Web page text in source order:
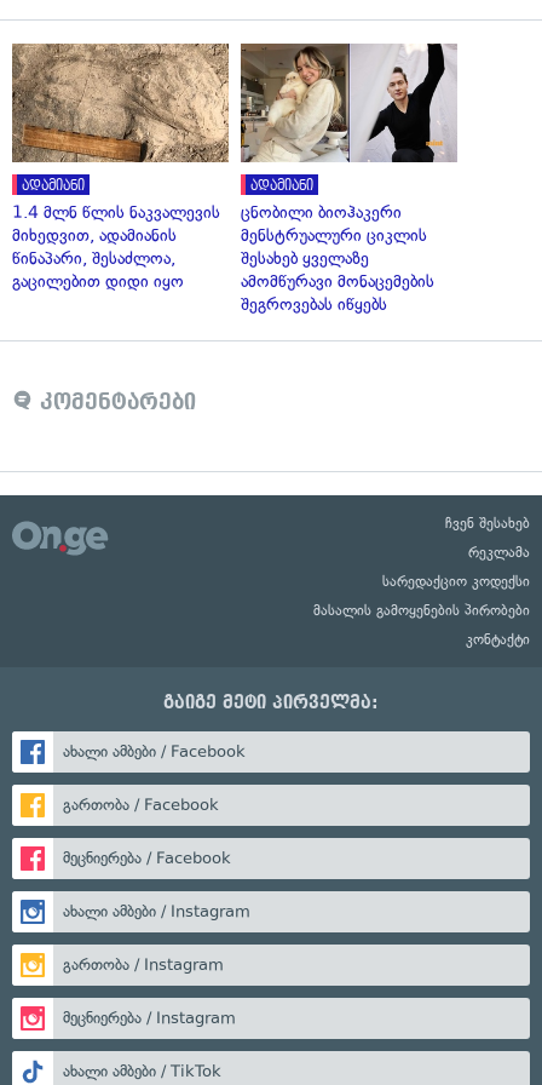
ადამიანი
1.4 მლნ წლის ნაკვალევის
მიხედვით, ადამიანის
წინაპარი, შესაძლოა,
გაცილებით დიდი იყო
ადამიანი
ცნობილი ბიოჰაკერი
მენსტრუალური ციკლის
შესახებ ყველაზე
ამომწურავი მონაცემების
შეგროვებას იწყებს
კომენტარები
ჩვენ შესახებ
რეკლამა
სარედაქციო კოდექსი
მასალის გამოყენების პირობები
კონტაქტი
გაიგე მეტი პირველმა:
ახალი ამბები / Facebook
გართობა / Facebook
მეცნიერება / Facebook
ახალი ამბები / Instagram
გართობა / Instagram
მეცნიერება / Instagram
ახალი ამბები / TikTok